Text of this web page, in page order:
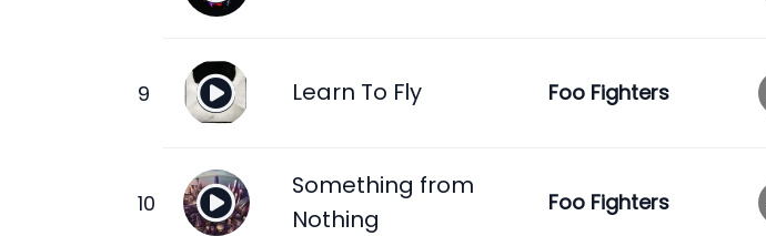
Learn To Fly Foo Fighters
Something from
Nothing
Foo Fighters